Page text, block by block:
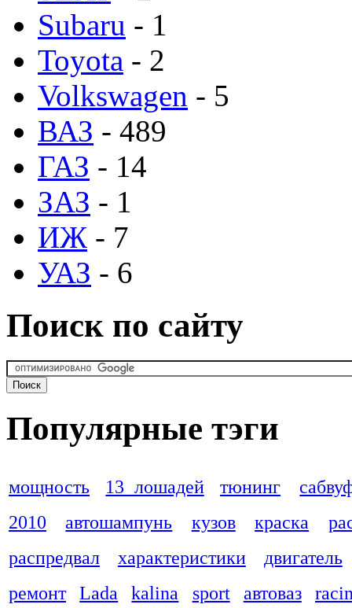
Subaru - 1
Toyota - 2
Volkswagen - 5
ВАЗ - 489
ГАЗ - 14
ЗАЗ - 1
ИЖ - 7
УАЗ - 6
Поиск по сайту
Популярные тэги
мощность 13 лошадей тюнинг
2010
автошампунь кузов краска
распредвал
характеристики
двигатель
ремонт
Lada kalina sport автоваз